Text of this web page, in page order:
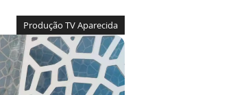
Produção TV Aparecida